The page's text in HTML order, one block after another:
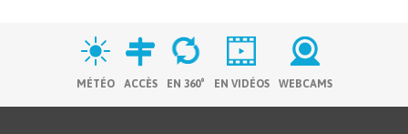
MÉTÉO ACCÈS EN 360° EN VIDÉOS WEBCAMS